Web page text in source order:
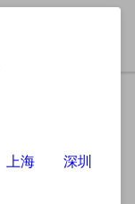
上海
深圳